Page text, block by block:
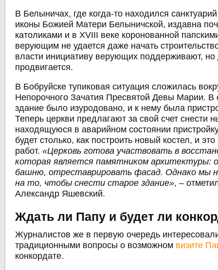
В Белыничах, где когда-то находился
иконы Божией Матери Белыничской, издавна
католиками и в XVIII веке коронованной
верующим не удается даже начать
власти инициативу верующих поддерживают, но
продвигается.
В Бобруйске тупиковая ситуация сложилась
Непорочного Зачатия Пресвятой Девы Марии. В
здание было изуродовано, и к нему была
Теперь церкви предлагают за свой счет снести
находящуюся в аварийном состоянии
будет столько, как построить новый костел, и это
работ.«Церковь готова участвовать в
которая является памятником архитектуры:
башню, отреставрировать фасад. Однако мы
на то, чтобы снести старое здание», –
Александр Яшевский.
Ждать ли Папу и будет ли
Журналистов же в первую очередь
традиционными вопросы о возможном визите
конкордате.